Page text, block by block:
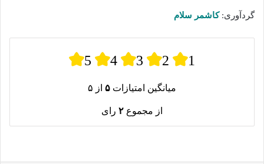
گردآوری:کاشمر سلام
5 4 3 2 1
میانگین امتیازات ۵ از ۵
از مجموع ۲ رای